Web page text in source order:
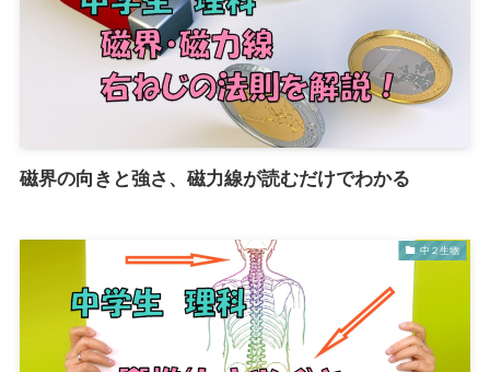
磁界の向きと強さ、磁力線が読むだけでわかる
中２生物